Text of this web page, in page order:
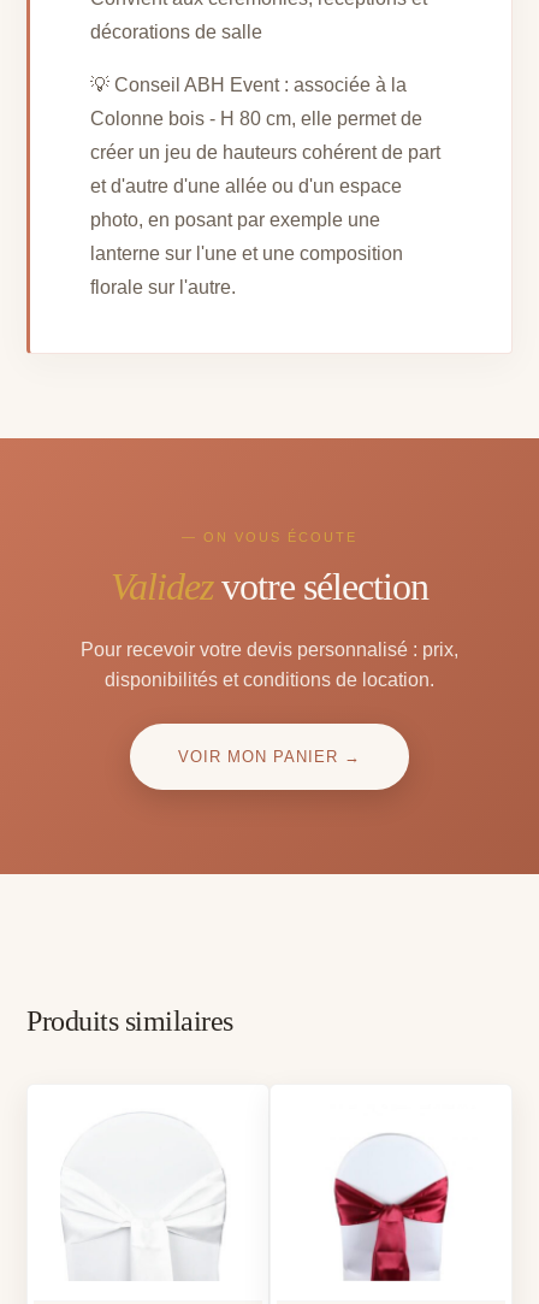
décorations de salle
💡 Conseil ABH Event : associée à la
Colonne bois - H 80 cm, elle permet de
créer un jeu de hauteurs cohérent de part
et d'autre d'une allée ou d'un espace
photo, en posant par exemple une
lanterne sur l'une et une composition
florale sur l'autre.
— ON VOUS ÉCOUTE
Validezvotre sélection
Pour recevoir votre devis personnalisé : prix,
disponibilités et conditions de location.
VOIR MON PANIER →
Produits similaires